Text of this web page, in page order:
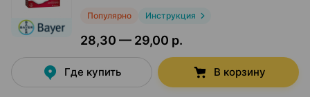
Популярно Инструкция
28,30 — 29,00 р.
Где купить В корзину